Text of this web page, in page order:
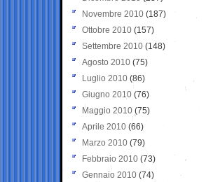
Novembre 2010 (187)
Ottobre 2010 (157)
Settembre 2010 (148)
Agosto 2010 (75)
Luglio 2010 (86)
Giugno 2010 (76)
Maggio 2010 (75)
Aprile 2010 (66)
Marzo 2010 (79)
Febbraio 2010 (73)
Gennaio 2010 (74)